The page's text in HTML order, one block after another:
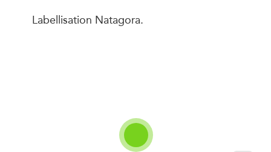
Labellisation Natagora.